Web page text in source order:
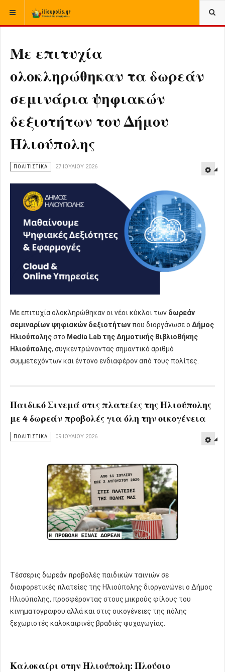
ΒΡΊΣΚΕΣΤΕ ΕΔΏ: ΑΡΧΙΚΉ
Με επιτυχία
ολοκληρώθηκαν τα δωρεάν
σεμινάρια ψηφιακών
δεξιοτήτων του Δήμου
Ηλιούπολης
ΠΟΛΙΤΙΣΤΙΚΑ 27 ΙΟΥΛΊΟΥ 2026
Με επιτυχία ολοκληρώθηκαν οι νέοι κύκλοι των δωρεάν
σεμιναρίων ψηφιακών δεξιοτήτων που διοργάνωσε ο Δήμος
Ηλιούποληςστο Media Lab της Δημοτικής Βιβλιοθήκης
Ηλιούπολης, συγκεντρώνοντας σημαντικό αριθμό
συμμετεχόντων και έντονο ενδιαφέρον από τους πολίτες.
Παιδικό Σινεμά στις πλατείες της Ηλιούπολης
με 4 δωρεάν προβολές για όλη την οικογένεια
ΠΟΛΙΤΙΣΤΙΚΑ 09 ΙΟΥΛΊΟΥ 2026
Τέσσερις δωρεάν προβολές παιδικών ταινιών σε
διαφορετικές πλατείες της Ηλιούπολης διοργανώνει ο Δήμος
Ηλιούπολης, προσφέροντας στους μικρούς φίλους του
κινηματογράφου αλλά και στις οικογένειες της πόλης
ξεχωριστές καλοκαιρινές βραδιές ψυχαγωγίας.
Καλοκαίρι στην Ηλιούπολη: Πλούσιο